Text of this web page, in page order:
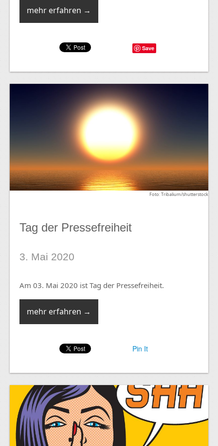
mehr erfahren →
Save
Foto: Tribalium/shutterstock
Tag der Pressefreiheit
3. Mai 2020
Am 03. Mai 2020 ist Tag der Pressefreiheit.
mehr erfahren →
Pin It